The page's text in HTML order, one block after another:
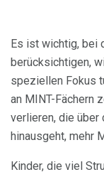
Es ist wichtig, bei
berücksichtigen,
speziellen Fokus
an MINT-Fächern
verlieren, die über
hinausgeht, mehr
Kinder, die viel